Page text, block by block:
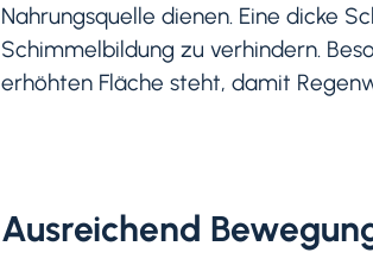
Nahrungsquelle dienen. Eine dicke
Schimmelbildung zu verhindern.
erhöhten Fläche steht, damit
Ausreichend